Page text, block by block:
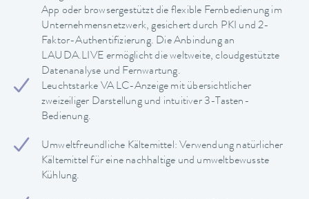
App oder browsergestützt die flexible Fernbedienung im
Unternehmensnetzwerk, gesichert durch PKI und 2-
Faktor-Authentifizierung. Die Anbindung an
LAUDA.LIVE ermöglicht die weltweite, cloudgestützte
Datenanalyse und Fernwartung.
Leuchtstarke VA LC-Anzeige mit übersichtlicher
zweizeiliger Darstellung und intuitiver 3-Tasten-
Bedienung.
Umweltfreundliche Kältemittel: Verwendung natürlicher
Kältemittel für eine nachhaltige und umweltbewusste
Kühlung.